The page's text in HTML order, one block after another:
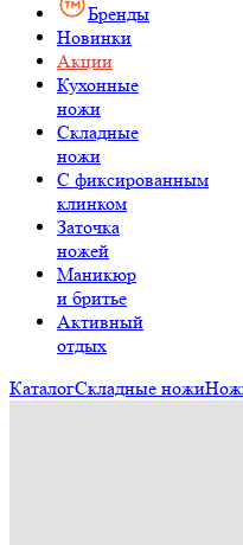
Бренды
Новинки
Акции
Кухонные
ножи
Складные
ножи
C фиксированным
клинком
Заточка
ножей
Маникюр
и бритье
Активный
отдых
КаталогСкладные ножи